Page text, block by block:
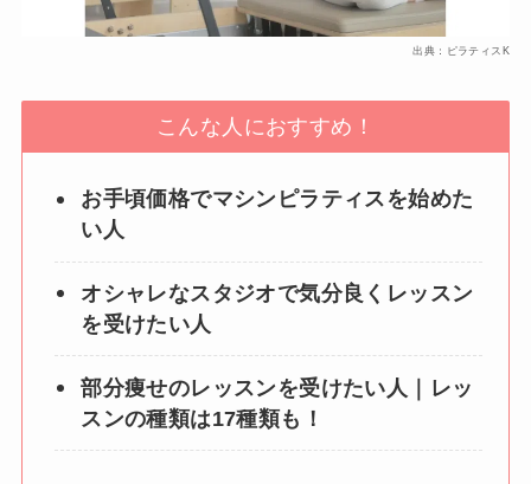
出典：ピラティスK
こんな人におすすめ！
お手頃価格でマシンピラティスを始めた
い人
オシャレなスタジオで気分良くレッスン
を受けたい人
部分痩せのレッスンを受けたい人｜レッ
スンの種類は17種類も！